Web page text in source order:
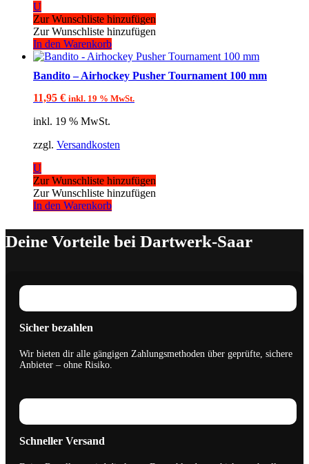
U
Zur Wunschliste hinzufügen
Zur Wunschliste hinzufügen
In den Warenkorb
Bandito – Airhockey Pusher Tournament 100 mm
11,95 € inkl. 19 % MwSt.
inkl. 19 % MwSt.
zzgl. Versandkosten
U
Zur Wunschliste hinzufügen
Zur Wunschliste hinzufügen
In den Warenkorb
Deine Vorteile bei Dartwerk-Saar
Sicher bezahlen
Wir bieten dir alle gängigen Zahlungsmethoden über geprüfte, sichere
Anbieter – ohne Risiko.
Schneller Versand